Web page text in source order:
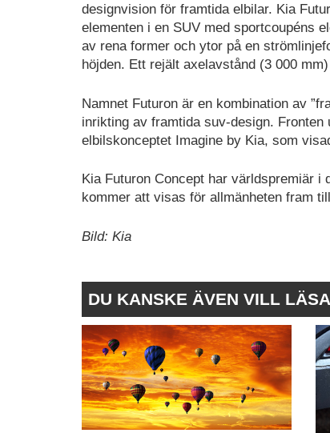
designvision för framtida elbilar. Kia
elementen i en SUV med sportcoupéns
av rena former och ytor på en
höjden. Ett rejält axelavstånd (3 000
Namnet Futuron är en kombination av
inrikting av framtida suv-design.
elbilskonceptet Imagine by Kia, som
Kia Futuron Concept har världspremiär i
kommer att visas för allmänheten fram
Bild: Kia
DU KANSKE ÄVEN VILL